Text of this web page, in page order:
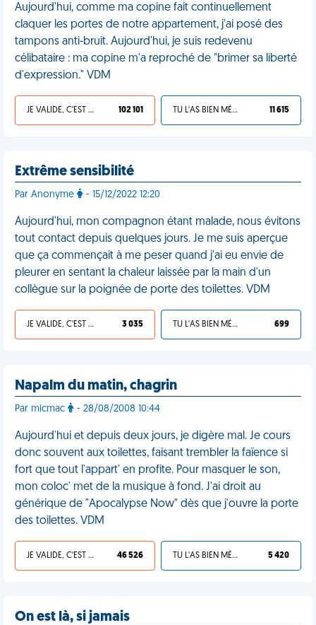
Aujourd'hui, comme ma copine fait continuellement
claquer les portes de notre appartement, j'ai posé des
tampons anti-bruit. Aujourd'hui, je suis redevenu
célibataire : ma copine m'a reproché de "brimer sa liberté
d'expression." VDM
JE VALIDE, C'EST UNE VDM 102 101 TU L'AS BIEN MÉRITÉ 11 615
Extrême sensibilité
Par Anonyme - 15/12/2022 12:20
Aujourd'hui, mon compagnon étant malade, nous évitons
tout contact depuis quelques jours. Je me suis aperçue
que ça commençait à me peser quand j'ai eu envie de
pleurer en sentant la chaleur laissée par la main d'un
collègue sur la poignée de porte des toilettes. VDM
JE VALIDE, C'EST UNE VDM 3 035 TU L'AS BIEN MÉRITÉ 699
Napalm du matin, chagrin
Par micmac - 28/08/2008 10:44
Aujourd'hui et depuis deux jours, je digère mal. Je cours
donc souvent aux toilettes, faisant trembler la faïence si
fort que tout l'appart' en profite. Pour masquer le son,
mon coloc' met de la musique à fond. J'ai droit au
générique de "Apocalypse Now" dès que j'ouvre la porte
des toilettes. VDM
JE VALIDE, C'EST UNE VDM 46 526 TU L'AS BIEN MÉRITÉ 5 420
On est là, si jamais